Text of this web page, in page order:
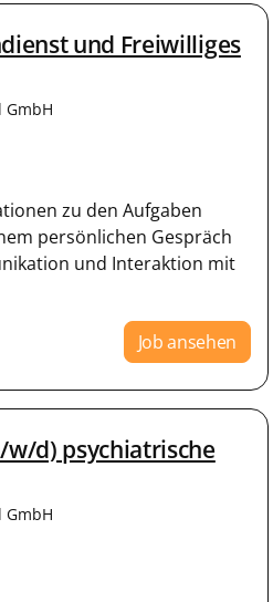
und Freiwilliges
zu den Aufgaben
persönlichen Gespräch
und Interaktion mit
Job ansehen
d) psychiatrische